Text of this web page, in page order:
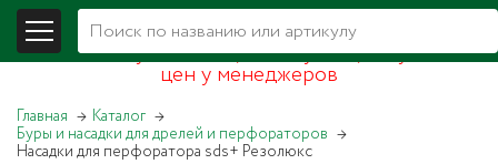
В связи со складывающейся экономической
обстановкой уточняйте, пожалуйста, актуальность
цен у менеджеров
Главная
Каталог
Буры и насадки для дрелей и перфораторов
Насадки для перфоратора sds+ Резолюкс